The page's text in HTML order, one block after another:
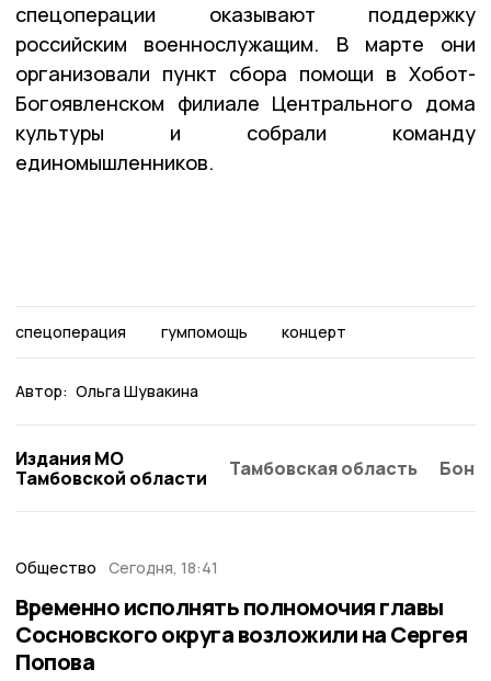
спецоперации оказывают поддержку
российским военнослужащим. В марте они
организовали пункт сбора помощи в Хобот-
Богоявленском филиале Центрального дома
культуры и собрали команду
единомышленников.
спецоперация гумпомощь концерт
Автор: Ольга Шувакина
Издания МО
Тамбовской области
Тамбовская область
Общество Сегодня, 18:41
Временно исполнять полномочия главы
Сосновского округа возложили на Сергея
Попова